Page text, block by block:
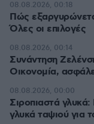
Πώς
Όλες οι επιλογές
08.08.2026, 00:18
Συνάντηση
Οικονομία,
08.08.2026, 00:14
Σιροπιαστά
γλυκά ταψιού για
08.08.2026, 00:00